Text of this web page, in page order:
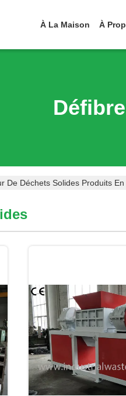
À La Maison À
De Déchets Solides Produits